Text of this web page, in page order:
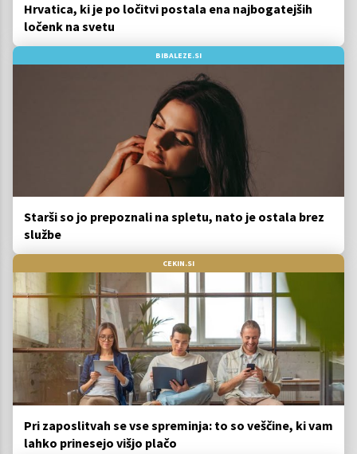
Hrvatica, ki je po ločitvi postala ena najbogatejših
ločenk na svetu
BIBALEZE.SI
Starši so jo prepoznali na spletu, nato je ostala brez
službe
CEKIN.SI
Pri zaposlitvah se vse spreminja: to so veščine, ki vam
lahko prinesejo višjo plačo